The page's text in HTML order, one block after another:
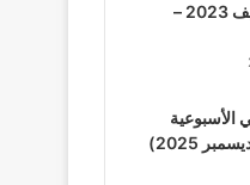
جميع أنميات خريف 2023 –
الأسبوعية